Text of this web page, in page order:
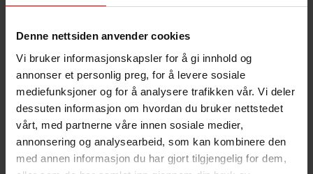
Denne nettsiden anvender cookies
Vi bruker informasjonskapsler for å gi innhold og
annonser et personlig preg, for å levere sosiale
mediefunksjoner og for å analysere trafikken vår. Vi deler
dessuten informasjon om hvordan du bruker nettstedet
vårt, med partnerne våre innen sosiale medier,
annonsering og analysearbeid, som kan kombinere den
med annen informasjon du har gjort tilgjengelig for dem,